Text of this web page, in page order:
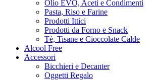
Olio EVO, Aceti e Condimenti
Pasta, Riso e Farine
Prodotti Ittici
Prodotti da Forno e Snack
Tè, Tisane e Cioccolate Calde
Alcool Free
Accessori
Bicchieri e Decanter
Oggetti Regalo